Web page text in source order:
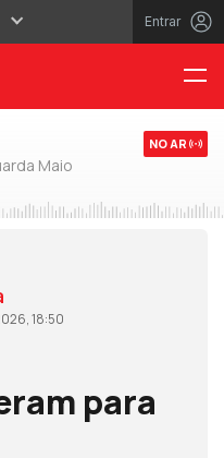
Entrar
Maio
NO AR
18:50
para